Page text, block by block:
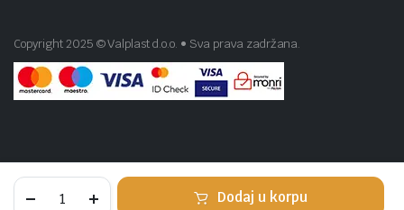
Scheppach
stega
Dodaj u korpu
Copyright 2025 © Valplast d.o.o. • Sva prava zadržana.